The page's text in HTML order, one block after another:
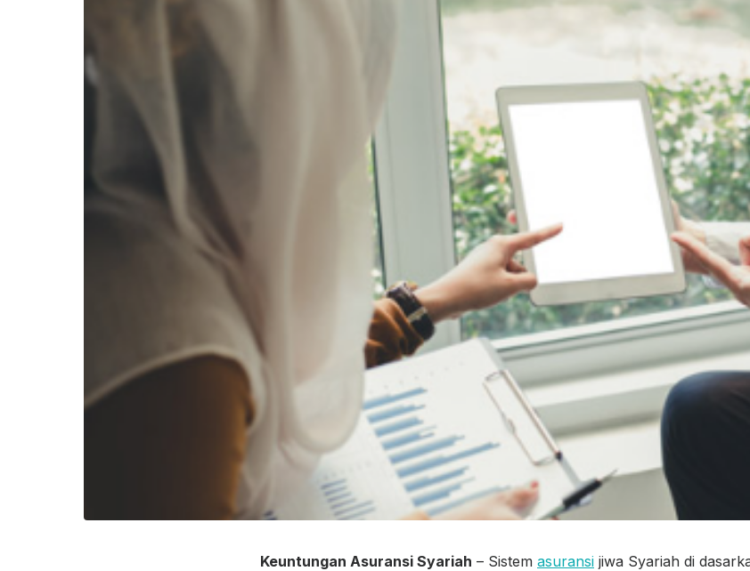
Keuntungan Asuransi Syariah – Sistem asuransi jiwa Syariah di